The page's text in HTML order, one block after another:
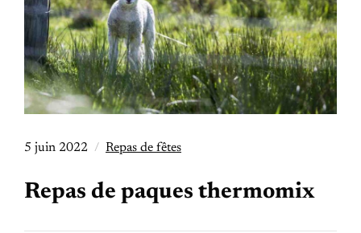
5 juin 2022 Repas de fêtes
Repas de paques thermomix